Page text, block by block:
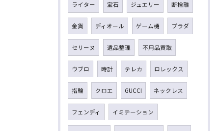
ライター 宝石 ジュエリー 断捨離
金貨 ディオール ゲーム機 プラダ
セリーヌ 遺品整理 不用品買取
ウブロ 時計 テレカ ロレックス
指輪 クロエ GUCCI ネックレス
フェンディ イミテーション